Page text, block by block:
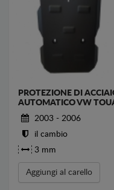
PROTEZIONE DI
AUTOMATICO VW
2003 - 2006
il cambio
3 mm
Aggiungi al carello